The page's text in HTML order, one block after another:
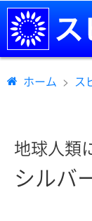
ホーム ス
地球人類
シルバ